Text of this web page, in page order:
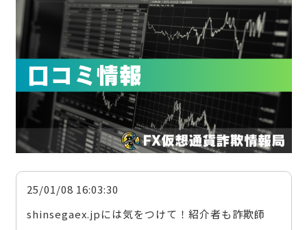
25/01/08 16:03:30
shinsegaex.jpには気をつけて！紹介者も詐欺師